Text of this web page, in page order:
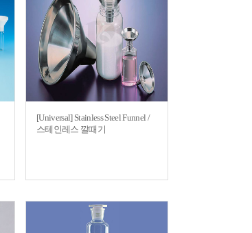
[Universal] Stainless Steel Funnel /
스테인레스 깔때기